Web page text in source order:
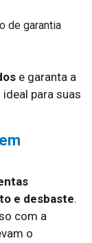
de garantia
e garanta a
ideal para suas
e desbaste.
com a
o